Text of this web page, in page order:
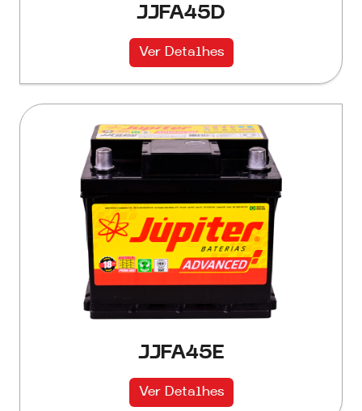
JJFA45D
Ver Detalhes
JJFA45E
Ver Detalhes